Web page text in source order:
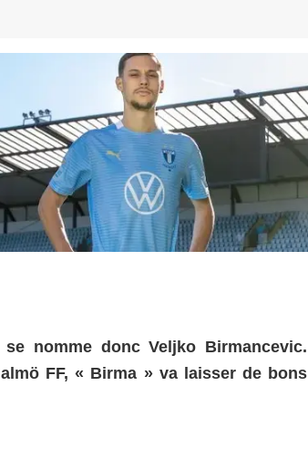
nomme donc Veljko Birmancevic.
FF, « Birma » va laisser de bons